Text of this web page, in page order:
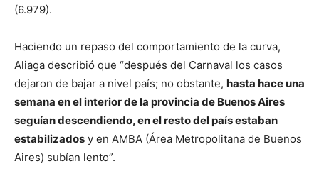
(6.979).
Haciendo un repaso del comportamiento de la curva,
Aliaga describió que “después del Carnaval los casos
dejaron de bajar a nivel país; no obstante, hasta hace una
semana en el interior de la provincia de Buenos Aires
seguían descendiendo, en el resto del país estaban
estabilizados y en AMBA (Área Metropolitana de Buenos
Aires) subían lento”.